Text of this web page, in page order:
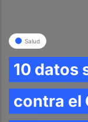
Salud
10 datos
contra el